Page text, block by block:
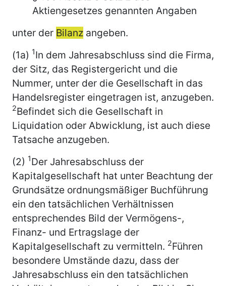
Aktiengesetzes genannten Angaben
unter der Bilanz angeben.
(1a) 1In dem Jahresabschluss sind die Firma,
der Sitz, das Registergericht und die
Nummer, unter der die Gesellschaft in das
Handelsregister eingetragen ist, anzugeben.
2Befindet sich die Gesellschaft in
Liquidation oder Abwicklung, ist auch diese
Tatsache anzugeben.
(2) 1Der Jahresabschluss der
Kapitalgesellschaft hat unter Beachtung der
Grundsätze ordnungsmäßiger Buchführung
ein den tatsächlichen Verhältnissen
entsprechendes Bild der Vermögens-,
Finanz- und Ertragslage der
Kapitalgesellschaft zu vermitteln. 2Führen
besondere Umstände dazu, dass der
Jahresabschluss ein den tatsächlichen